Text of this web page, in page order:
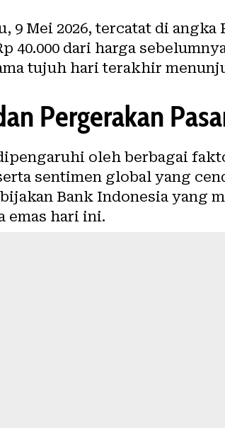
9 Mei 2026, tercatat di angka
40.000 dari harga
tujuh hari terakhir
Pergerakan
oleh berbagai
sentimen global yang
Bank Indonesia yang
emas hari ini.